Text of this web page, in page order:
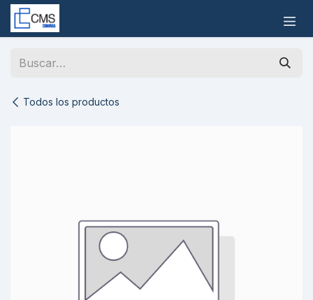
Ir al contenido
Todos los productos